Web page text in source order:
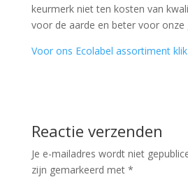
keurmerk niet ten kosten van
voor de aarde en beter voor onze
Voor ons Ecolabel assortiment
Reactie verzenden
Je e-mailadres wordt niet
zijn gemarkeerd met *